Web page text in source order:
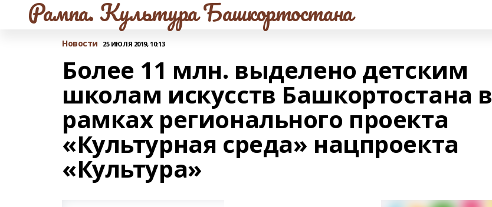
Рампа. Культура Башкортостана
Новости 25 ИЮЛЯ 2019, 10:13
Более 11 млн. выделено детским
школам искусств Башкортостана в
рамках регионального проекта
«Культурная среда» нацпроекта
«Культура»